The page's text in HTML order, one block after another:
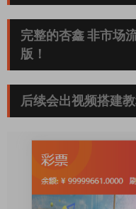
完整的杏鑫 非市场
版！
后续会出视频搭建